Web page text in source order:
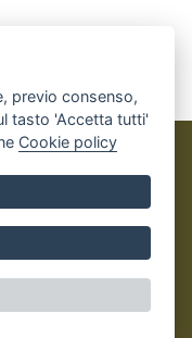
sono di proprietà del
da
previo consenso,
tasto 'Accetta tutti'
Cookie policy